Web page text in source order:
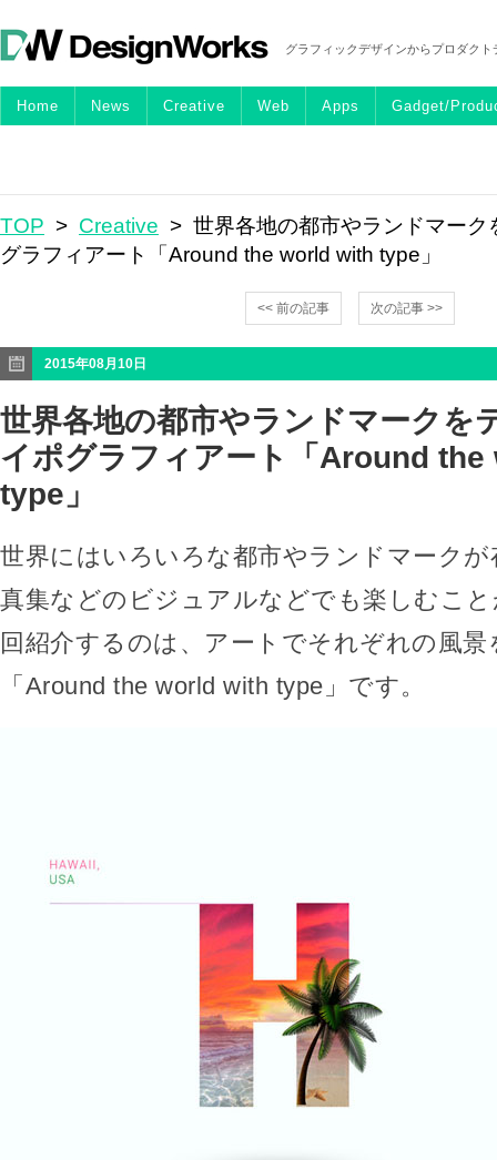
グラフィックデザインからプロダク
Home News Creative Web Apps Gadget/
TOP > Creative > 世界各地の都市やランドマーク
グラフィアート「Around the world with type」
<< 前の記事 次の記事 >>
2015年08月10日
世界各地の都市やランドマークを
イポグラフィアート「Around
type」
世界にはいろいろな都市やランドマーク
真集などのビジュアルなどでも楽しむこ
回紹介するのは、アートでそれぞれの風
「Around the world with type」です。